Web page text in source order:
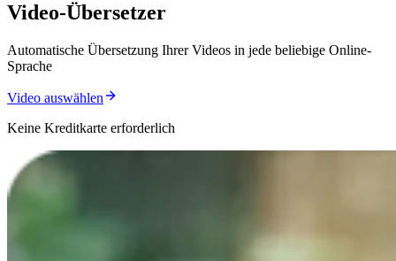
Video-Übersetzer
Automatische Übersetzung Ihrer Videos in jede beliebige Online-
Sprache
Video auswählen
Keine Kreditkarte erforderlich